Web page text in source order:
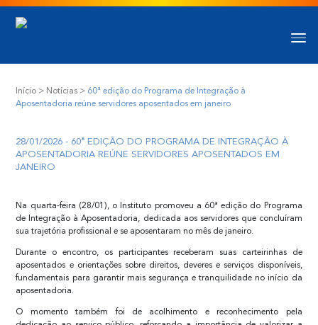
Início > Notícias > 60ª edição do Programa de Integração à
Aposentadoria reúne servidores aposentados em janeiro
28/01/2026 - 60ª EDIÇÃO DO PROGRAMA DE INTEGRAÇÃO À
APOSENTADORIA REÚNE SERVIDORES APOSENTADOS EM
JANEIRO
Na quarta-feira (28/01), o Instituto promoveu a 60ª edição do Programa
de Integração à Aposentadoria, dedicada aos servidores que concluíram
sua trajetória profissional e se aposentaram no mês de janeiro.
Durante o encontro, os participantes receberam suas carteirinhas de
aposentados e orientações sobre direitos, deveres e serviços disponíveis,
fundamentais para garantir mais segurança e tranquilidade no início da
aposentadoria.
O momento também foi de acolhimento e reconhecimento pela